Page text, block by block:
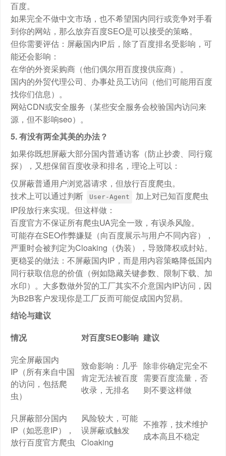
百度。
如果完全不做中文市场，也不希望国内同行或竞争对手看
到你的网站，那么放弃百度SEO是可以接受的策略。
但你需要评估：屏蔽国内IP后，除了百度排名受影响，可
能还会影响：
在华的外资采购商（他们偶尔用百度搜供应商）。
国内的外贸代理公司、办事处员工访问（他们可能用百度
找你们信息）。
网站CDN或安全服务（某些安全服务会校验国内访问来
源，但不影响seo）。
5. 有没有两全其美的办法？
如果你既想屏蔽大部分国内普通访客（防止抄袭、同行窥
探），又想保留百度收录和排名，理论上可以：
仅屏蔽普通用户浏览器请求，但放行百度爬虫。
技术上可以通过判断
User-Agent
加上对已知百度爬虫
IP段放行来实现。但这样做：
百度官方不保证所有爬虫UA完全一致，有误杀风险。
可能存在SEO作弊嫌疑（向百度展示与用户不同内容），
严重时会被判定为Cloaking（伪装），导致降权或封站。
更稳妥的做法：不屏蔽国内IP，而是用内容策略降低国内
同行获取信息的价值（例如隐藏关键参数、限制下载、加
水印）。大多数做外贸的工厂其实不介意国内IP访问，因
为B2B客户发现你是工厂反而可能促成国内贸易。
结论与建议
情况
对百度SEO影响 建议
完全屏蔽国内
IP（所有来自中国
的访问，包括爬
虫）
致命影响：几乎
肯定无法被百度
收录，无排名
除非你确定完全不
需要百度流量，否
则不要这样做
只屏蔽部分国内
IP（如恶意IP），
放行百度官方爬虫
风险较大，可能
误屏蔽或触发
Cloaking
不推荐，技术维护
成本高且不稳定